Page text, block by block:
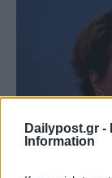
Dailypost.gr -
Information